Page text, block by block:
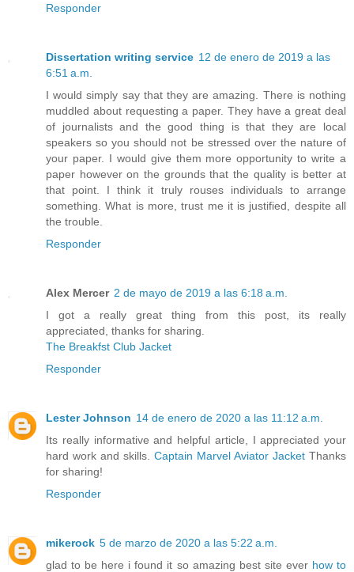
Responder
Dissertation writing service 12 de enero de 2019 a las
6:51 a.m.
I would simply say that they are amazing. There is nothing
muddled about requesting a paper. They have a great deal
of journalists and the good thing is that they are local
speakers so you should not be stressed over the nature of
your paper. I would give them more opportunity to write a
paper however on the grounds that the quality is better at
that point. I think it truly rouses individuals to arrange
something. What is more, trust me it is justified, despite all
the trouble.
Responder
Alex Mercer 2 de mayo de 2019 a las 6:18 a.m.
I got a really great thing from this post, its really
appreciated, thanks for sharing.
The Breakfst Club Jacket
Responder
Lester Johnson 14 de enero de 2020 a las 11:12 a.m.
Its really informative and helpful article, I appreciated your
hard work and skills. Captain Marvel Aviator Jacket Thanks
for sharing!
Responder
mikerock 5 de marzo de 2020 a las 5:22 a.m.
glad to be here i found it so amazing best site ever how to